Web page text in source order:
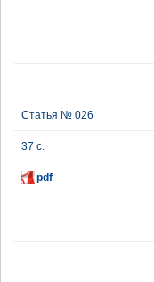
Статья № 026
37 с.
pdf